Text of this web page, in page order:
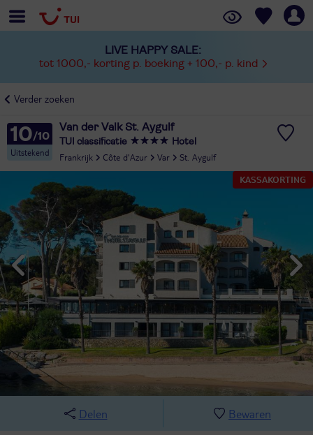
LIVE HAPPY SALE:
tot 1000,- korting p. boeking + 100,- p. kind
Verder zoeken
10
Uitstekend
Van der Valk St. Aygulf
TUI classificatie Hotel
Frankrijk Côte d'Azur Var
St. Aygulf
KASSAKORTING
Delen Bewaren